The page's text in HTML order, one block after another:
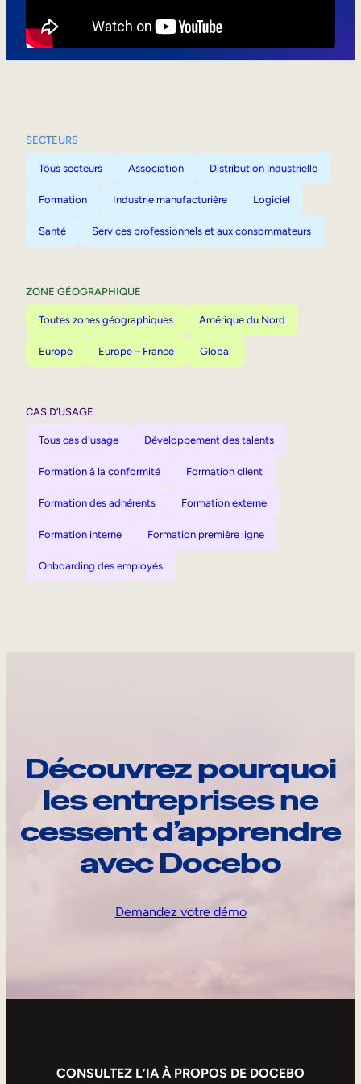
SECTEURS
Tous secteurs Association Distribution industrielle
Formation Industrie manufacturière Logiciel
Santé Services professionnels et aux consommateurs
ZONE GÉOGRAPHIQUE
Toutes zones géographiques Amérique du Nord
Europe Europe – France Global
CAS D’USAGE
Tous cas d'usage Développement des talents
Formation à la conformité Formation client
Formation des adhérents Formation externe
Formation interne Formation première ligne
Onboarding des employés
Découvrez pourquoi
les entreprises ne
cessent d’apprendre
avec Docebo
Demandez votre démo
CONSULTEZ L’IA À PROPOS DE DOCEBO